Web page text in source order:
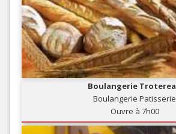
Boulangerie
Boulangerie Patisserie
Ouvre à 7h00